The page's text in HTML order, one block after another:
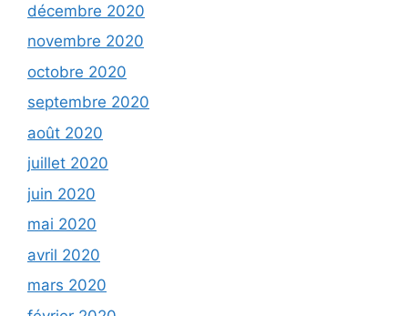
décembre 2020
novembre 2020
octobre 2020
septembre 2020
août 2020
juillet 2020
juin 2020
mai 2020
avril 2020
mars 2020